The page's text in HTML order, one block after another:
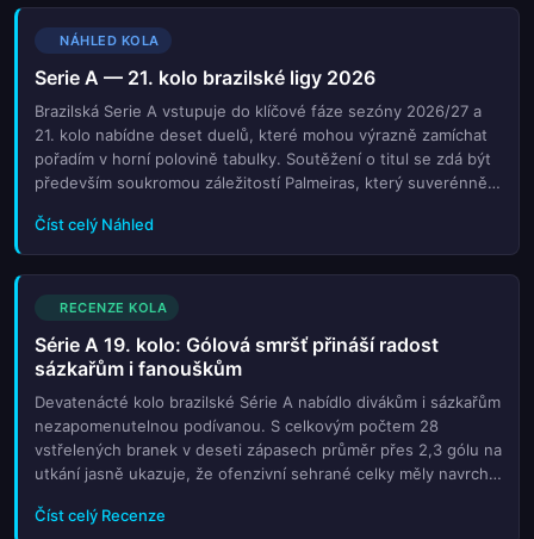
NÁHLED KOLA
Serie A — 21. kolo brazilské ligy 2026
Brazilská Serie A vstupuje do klíčové fáze sezóny 2026/27 a
21. kolo nabídne deset duelů, které mohou výrazně zamíchat
pořadím v horní polovině tabulky. Soutěžení o titul se zdá být
především soukromou záležitostí Palmeiras, který suverénně
Číst celý Náhled
RECENZE KOLA
Série A 19. kolo: Gólová smršť přináší radost
sázkařům i fanouškům
Devatenácté kolo brazilské Série A nabídlo divákům i sázkařům
nezapomenutelnou podívanou. S celkovým počtem 28
vstřelených branek v deseti zápasech průměr přes 2,3 gólu na
utkání jasně ukazuje, že ofenzivní sehrané celky měly navrch
byly ...
Číst celý Recenze